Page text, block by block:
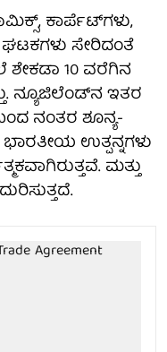
ಕಾರ್ಪೆಟ್‌ಗಳು,
ಸೇರಿದಂತೆ
10 ವರೆಗಿನ
ನ್ಯೂಜಿಲೆಂಡ್‌ನ ಇತರ
ನಂತರ ಶೂನ್ಯ-
ಉತ್ಪನ್ನಗಳು
ಮತ್ತು